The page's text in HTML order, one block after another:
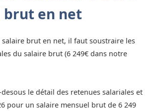
brut en net
brut en net, il faut soustraire les
du salaire brut (6 249€ dans notre
le détail des retenues salariales et
pour un salaire mensuel brut de 6 249